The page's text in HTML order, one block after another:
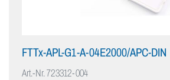
FTTx-APL-G1-A-04E2000/APC-DIN
Art.-Nr.723312-004